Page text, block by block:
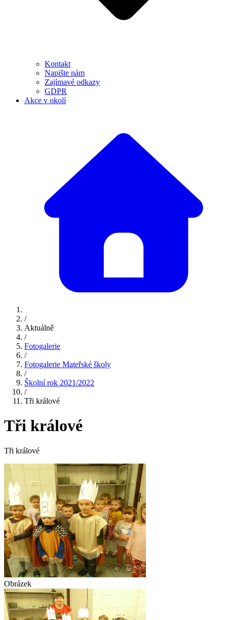
Kontakt
Napište nám
Zajímavé odkazy
GDPR
Akce v okolí
/
Aktuálně
/
Fotogalerie
/
Fotogalerie Mateřské školy
/
Školní rok 2021/2022
/
Tři králové
Tři králové
Tři králové
Obrázek